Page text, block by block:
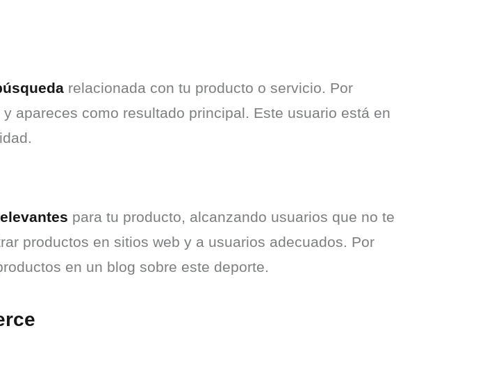
relacionada con tu producto o servicio. Por
apareces como resultado principal. Este usuario está en
para tu producto, alcanzando usuarios que no te
productos en sitios web y a usuarios adecuados. Por
en un blog sobre este deporte.